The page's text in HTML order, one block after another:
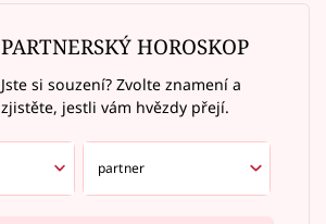
PARTNERSKÝ HOROSKOP
Jste si souzení? Zvolte znamení a
zjistěte, jestli vám hvězdy přejí.